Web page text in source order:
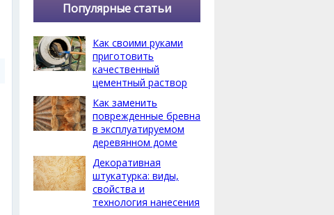
Популярные статьи
Как своими руками
приготовить
качественный
цементный раствор
Как заменить
поврежденные бревна
в эксплуатируемом
деревянном доме
Декоративная
штукатурка: виды,
свойства и
технология нанесения